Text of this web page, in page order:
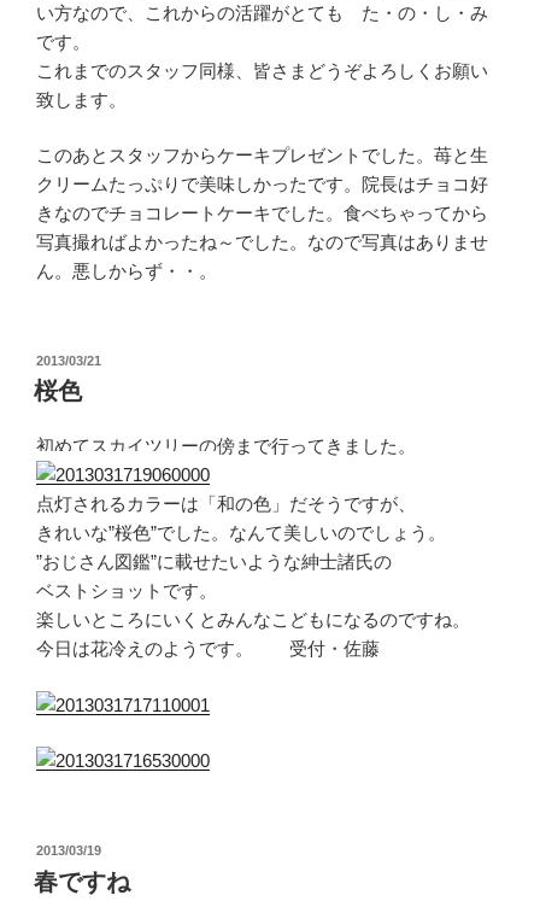
い方なので、これからの活躍がとても た・の・し・み
です。
これまでのスタッフ同様、皆さまどうぞよろしくお願い
致します。
このあとスタッフからケーキプレゼントでした。苺と生
クリームたっぷりで美味しかったです。院長はチョコ好
きなのでチョコレートケーキでした。食べちゃってから
写真撮ればよかったね～でした。なので写真はありませ
ん。悪しからず・・。
投
稿
日:
2013/03/21
桜色
初めてスカイツリーの傍まで行ってきました。
点灯されるカラーは「和の色」だそうですが、
きれいな”桜色”でした。なんて美しいのでしょう。
”おじさん図鑑”に載せたいような紳士諸氏の
ベストショットです。
楽しいところにいくとみんなこどもになるのですね。
今日は花冷えのようです。 受付・佐藤
投
稿
日:
2013/03/19
春ですね